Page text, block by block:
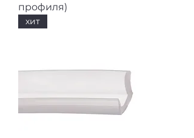
профиля)
хит